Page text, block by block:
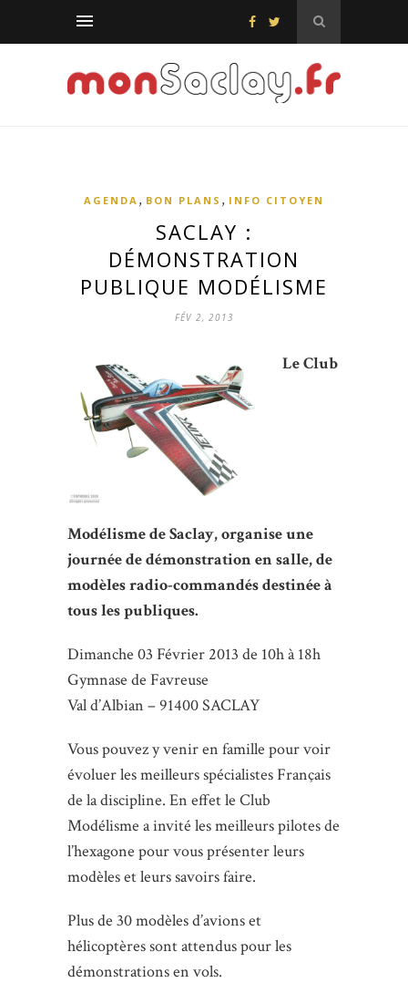
AGENDA , BON PLANS , INFO CITOYEN
SACLAY :
DÉMONSTRATION
PUBLIQUE MODÉLISME
FÉV 2, 2013
Le Club
Modélisme de Saclay, organise une
journée de démonstration en salle, de
modèles radio-commandés destinée à
tous les publiques.
Dimanche 03 Février 2013 de 10h à 18h
Gymnase de Favreuse
Val d’Albian – 91400 SACLAY
Vous pouvez y venir en famille pour voir
évoluer les meilleurs spécialistes Français
de la discipline. En effet le Club
Modélisme a invité les meilleurs pilotes de
l’hexagone pour vous présenter leurs
modèles et leurs savoirs faire.
Plus de 30 modèles d’avions et
hélicoptères sont attendus pour les
démonstrations en vols.